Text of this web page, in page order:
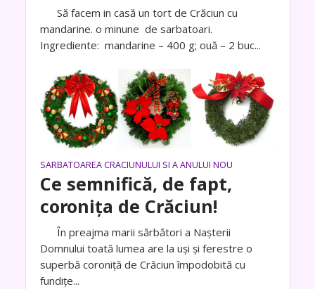
Să facem in casă un tort de Crăciun cu
mandarine. o minune de sarbatoari.
Ingrediente: mandarine – 400 g; ouă – 2 buc...
SARBATOAREA CRACIUNULUI SI A ANULUI NOU
Ce semnifică, de fapt,
coronița de Crăciun!
În preajma marii sărbători a Nașterii
Domnului toată lumea are la uși și ferestre o
superbă coroniță de Crăciun împodobită cu
fundițe...